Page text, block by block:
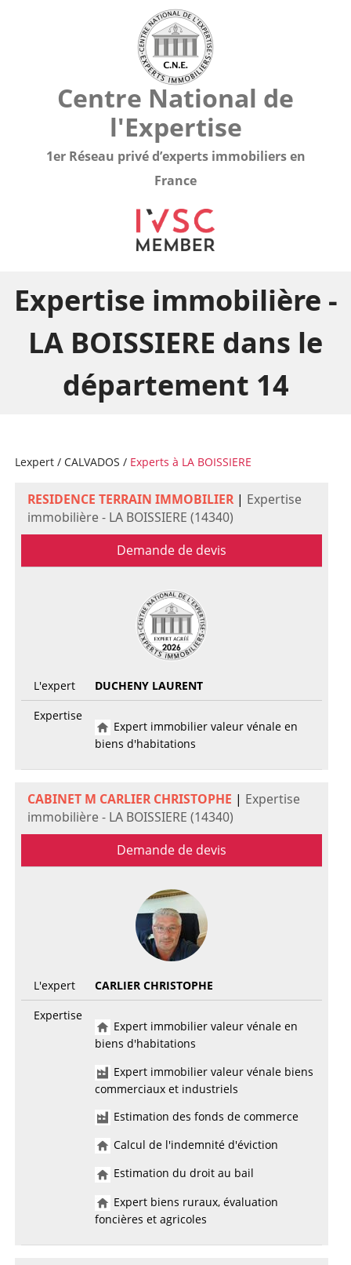
Centre National de
l'Expertise
1er Réseau privé d’experts immobiliers en
France
Expertise immobilière -
LA BOISSIERE dans le
département 14
Lexpert/ CALVADOS / Experts à LA BOISSIERE
RESIDENCE TERRAIN IMMOBILIER| Expertise
immobilière - LA BOISSIERE (14340)
Demande de devis
L'expert
DUCHENY LAURENT
Expertise
Expert immobilier valeur vénale en
biens d'habitations
CABINET M CARLIER CHRISTOPHE | Expertise
immobilière - LA BOISSIERE (14340)
Demande de devis
L'expert
CARLIER CHRISTOPHE
Expertise
Expert immobilier valeur vénale en
biens d'habitations
Expert immobilier valeur vénale biens
commerciaux et industriels
Estimation des fonds de commerce
Calcul de l'indemnité d'éviction
Estimation du droit au bail
Expert biens ruraux, évaluation
foncières et agricoles